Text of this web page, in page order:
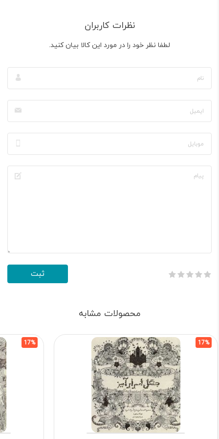
نظرات کاربران
لطفا نظر خود را در مورد این کالا بیان کنید.
محصولات مشابه
17%
17%